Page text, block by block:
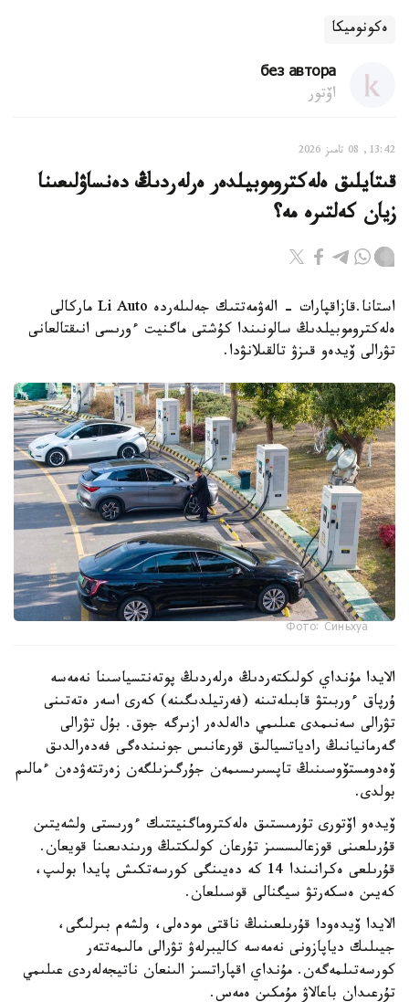
ەكونوميكا
без автора
اۆتور
13:42, 08 تامىز 2026
قىتايلىق ەلەكتروموبيلدەر ەرلەردىڭ دەنساۋلىعىنا
زيان كەلتىرە مە؟
استانا.قازاقپارات - الەۋمەتتىك جەلىلەردە Li Auto ماركالى
ەلەكتروموبيلدىڭ سالونىندا كۇشتى ماگنيت ءورىسى انىقتالعانى
تۋرالى ۆيدەو قىزۋ تالقىلانۋدا.
Фото: Синьхуа
الايدا مۇنداي كولىكتەردىڭ ەرلەردىڭ پوتەنتسياسىنا نەمەسە
ۇرپاق ءوربىتۋ قابىلەتىنە (فەرتيلدىگىنە) كەرى اسەر ەتەتىنى
تۋرالى سەنىمدى عىلىمي دالەلدەر ازىرگە جوق. بۇل تۋرالى
گەرمانيانىڭ رادياتسيالىق قورعانىس جونىندەگى فەدەرالدىق
ۆەدومستۆوسىنىڭ تاپسىرىسىمەن جۇرگىزىلگەن زەرتتەۋدەن ءمالىم
بولدى.
ۆيدەو اۆتورى تۇرمىستىق ەلەكتروماگنيتتىك ءورىستى ولشەيتىن
قۇرىلعىنى قوزعالىسسىز تۇرعان كولىكتىڭ ورىندىعىنا قويعان.
قۇرىلعى ەكرانىندا 14 كە دەيىنگى كورسەتكىش پايدا بولىپ،
كەيىن ەسكەرتۋ سيگنالى قوسىلعان.
الايدا ۆيدەودا قۇرىلعىنىڭ ناقتى مودەلى، ولشەم بىرلىگى،
جيىلىك دياپازونى نەمەسە كاليبرلەۋ تۋرالى مالىمەتتەر
كورسەتىلمەگەن. مۇنداي اقپاراتسىز الىنعان ناتيجەلەردى عىلىمي
تۇرعىدان باعالاۋ مۇمكىن ەمەس.